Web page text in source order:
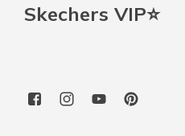
Skechers VIP⭐